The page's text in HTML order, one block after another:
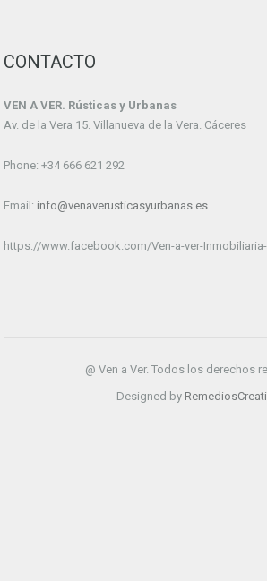
CONTACTO
VEN A VER. Rústicas y Urbanas
Av. de la Vera 15. Villanueva de la Vera. Cáceres
Phone: +34 666 621 292
Email: info@venaverusticasyurbanas.es
https://www.facebook.com/Ven-a-ver-
@ Ven a Ver. Todos los derechos
Designed by